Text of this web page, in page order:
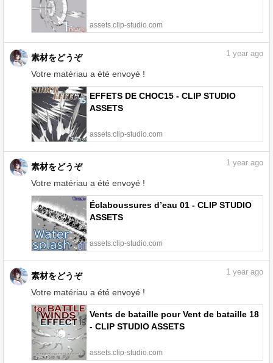
assets.clip-studio.com
素材をどうぞ
Votre matériau a été envoyé !
1 year ago
EFFETS DE CHOC15 - CLIP STUDIO
ASSETS
assets.clip-studio.com
素材をどうぞ
Votre matériau a été envoyé !
1 year ago
Éclaboussures d’eau 01 - CLIP STUDIO
ASSETS
assets.clip-studio.com
素材をどうぞ
Votre matériau a été envoyé !
1 year ago
Vents de bataille pour Vent de bataille 18
- CLIP STUDIO ASSETS
assets.clip-studio.com